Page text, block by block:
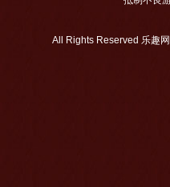
All Rights Reserved 乐趣网